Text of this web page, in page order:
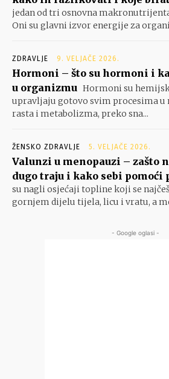
jedan od tri osnovna
Oni su glavni izvor energije za
ZDRAVLJE 9. VELJAČE 2026.
Hormoni – što su hormoni i
u organizmu Hormoni su
upravljaju gotovo svim procesima u
rasta i metabolizma, preko sna...
ŽENSKO ZDRAVLJE 5. VELJAČE 2026.
Valunzi u menopauzi – zašto
dugo traju i kako sebi pomoći
su nagli osjećaji topline koji se
gornjem dijelu tijela, licu i vratu, a
- Google oglasi -